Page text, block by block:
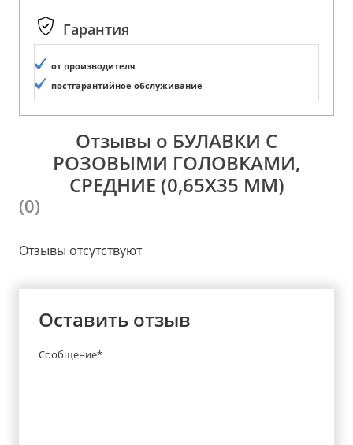
Гарантия
от производителя
постгарантийное обслуживание
Отзывы о БУЛАВКИ С
РОЗОВЫМИ ГОЛОВКАМИ,
СРЕДНИЕ (0,65Х35 ММ)
(0)
Отзывы отсутствуют
Оставить отзыв
Сообщение*